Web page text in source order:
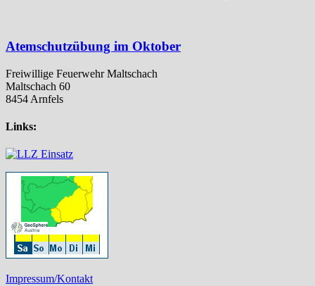
Atemschutzübung im Oktober
Freiwillige Feuerwehr Maltschach
Maltschach 60
8454 Arnfels
Links:
Impressum/Kontakt